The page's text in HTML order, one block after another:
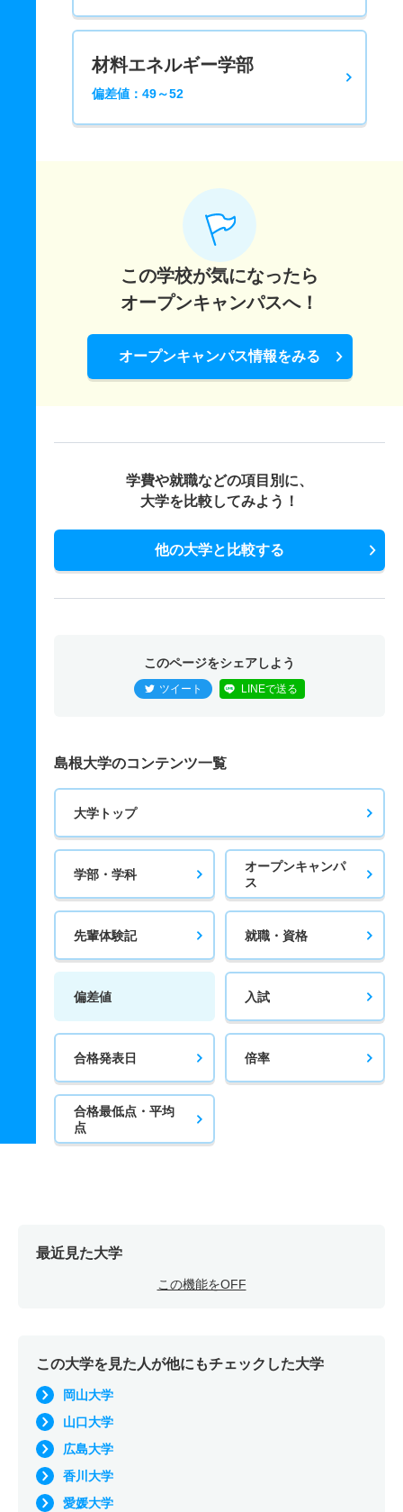
材料エネルギー学部
偏差値：49～52
この学校が気になったら
オープンキャンパスへ！
オープンキャンパス情報をみる
学費や就職などの項目別に、
大学を比較してみよう！
他の大学と比較する
このページをシェアしよう
ツイート LINEで送る
島根大学のコンテンツ一覧
大学トップ
学部・学科
オープンキャンパ
ス
先輩体験記 就職・資格
偏差値 入試
合格発表日 倍率
合格最低点・平均
点
最近見た大学
この機能をOFF
この大学を見た人が他にもチェックした大学
岡山大学
山口大学
広島大学
香川大学
愛媛大学